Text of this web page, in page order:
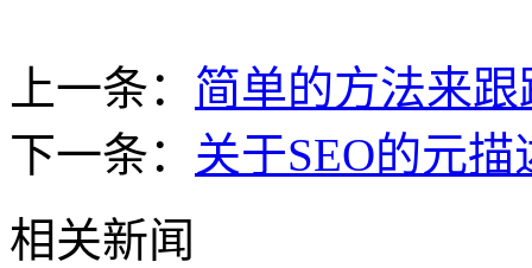
上一条： 简单的方法来
下一条： 关于SEO的元
相关新闻